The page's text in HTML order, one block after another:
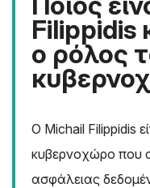
Filippidis
ο ρόλος
Ο Michail Filippidis
κυβερνοχώρο που
ασφάλειας